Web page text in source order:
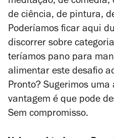
de ciência, de pintura,
Poderíamos ficar aqui
discorrer sobre
teríamos pano para
alimentar este desafio
Pronto? Sugerimos
vantagem é que pode
Sem compromisso.